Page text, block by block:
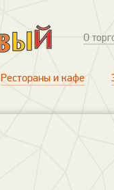
О
Рестораны и кафе